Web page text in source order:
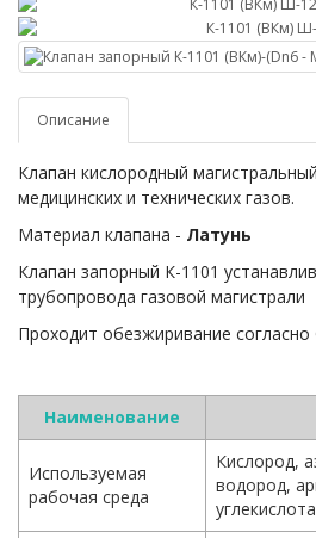
Описание
Клапан кислородный
медицинских и технических газов.
Материал клапана - Латунь
Клапан запорный К-1101
трубопровода газовой магистрали
Проходит обезжиривание
Наименование
Используемая
рабочая среда
Кислород,
водород,